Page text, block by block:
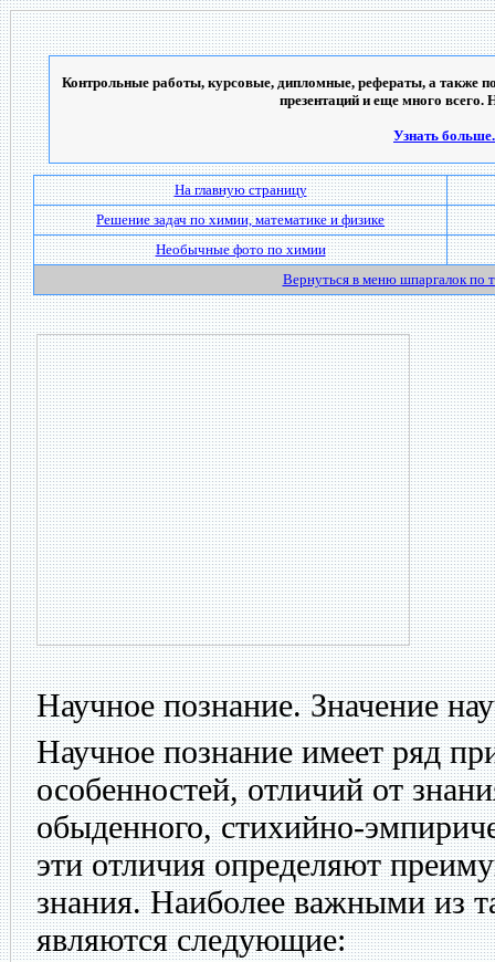
Контрольные работы, курсовые, дипломные, рефераты, а также
презентаций и еще много всего.
Узнать
На главную страницу
Решение задач по химии, математике и физике
Необычные фото по химии
Вернуться в меню шпаргалок по
Научное познание. Значение
Научное познание имеет ряд
особенностей, отличий от
обыденного, стихийно-
эти отличия определяют
знания. Наиболее важными из
являются следующие: